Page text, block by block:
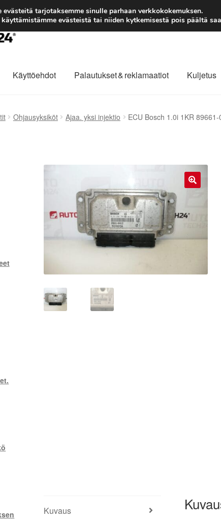
TOIMITUS alkaen 7 EUR
Käyttöehdot Palautukset & reklamaatiot Kuljetus
Ohjausyksiköt Ajaa. yksi injektio ECU Bosch 1.0i 1KR
Kuvaus
evästeitä tarjotaksemme sinulle parhaan verkkokokemuksen.
evästeistä tai niiden kytkemisestä pois päältä